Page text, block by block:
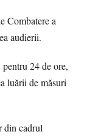
Combatere a
audierii.
pentru 24 de ore,
luării de măsuri
din cadrul